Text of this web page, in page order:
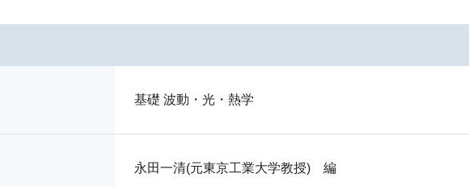
基礎 波動・光・熱学
永田一清(元東京工業大学教授) 編